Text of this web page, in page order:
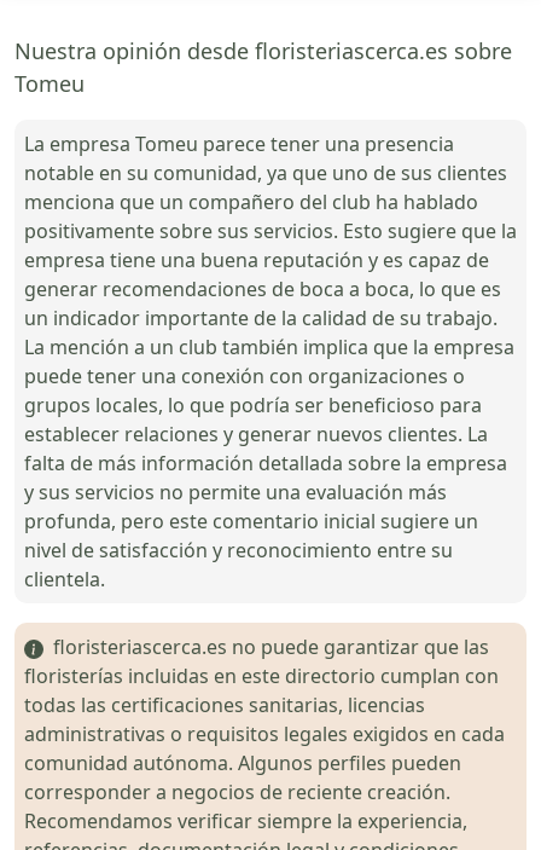
Nuestra opinión desde floristeriascerca.es sobre
Tomeu
La empresa Tomeu parece tener una presencia
notable en su comunidad, ya que uno de sus clientes
menciona que un compañero del club ha hablado
positivamente sobre sus servicios. Esto sugiere que la
empresa tiene una buena reputación y es capaz de
generar recomendaciones de boca a boca, lo que es
un indicador importante de la calidad de su trabajo.
La mención a un club también implica que la empresa
puede tener una conexión con organizaciones o
grupos locales, lo que podría ser beneficioso para
establecer relaciones y generar nuevos clientes. La
falta de más información detallada sobre la empresa
y sus servicios no permite una evaluación más
profunda, pero este comentario inicial sugiere un
nivel de satisfacción y reconocimiento entre su
clientela.
floristeriascerca.es no puede garantizar que las
floristerías incluidas en este directorio cumplan con
todas las certificaciones sanitarias, licencias
administrativas o requisitos legales exigidos en cada
comunidad autónoma. Algunos perfiles pueden
corresponder a negocios de reciente creación.
Recomendamos verificar siempre la experiencia,